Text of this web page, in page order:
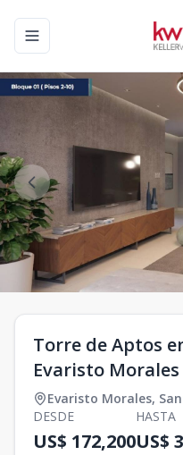
Toggle navigation
Torre de Aptos
Evaristo Morales
Evaristo Morales,
DESDE
US$ 172,200
HASTA
US$